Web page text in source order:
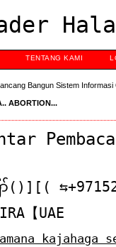
TENTANG KAMI
Bangun Sistem
Pembaca
【UAE
kajahaga